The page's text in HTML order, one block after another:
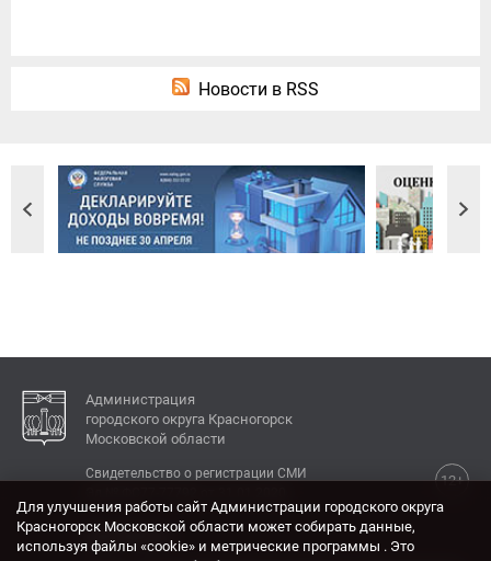
Новости в RSS
Администрация
городского округа Красногорск
Московской области
12+
Свидетельство о регистрации СМИ
КОНТАКТЫ
Для улучшения работы сайт Администрации городского округа
Красногорск Московской области может собирать данные,
используя файлы «cookie» и метрические программы . Это